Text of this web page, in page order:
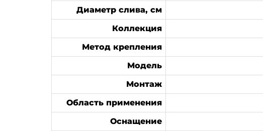
Диаметр слива, см
Коллекция
Метод крепления
Модель
Монтаж
Область применения
Оснащение